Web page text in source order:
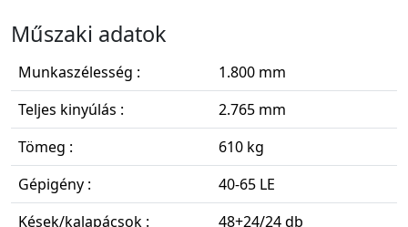
Műszaki adatok
Munkaszélesség :
1.800 mm
Teljes kinyúlás :
2.765 mm
Tömeg :
610 kg
Gépigény :
40-65 LE
Kések/kalapácsok :
48+24/24 db